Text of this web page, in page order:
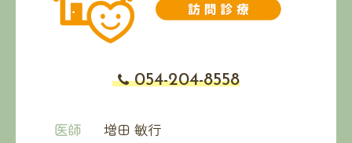
054-204-8558
医師 増田 敏行